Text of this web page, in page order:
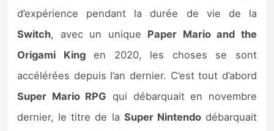
Previews
Précommandes
Précommandes jeux Switch 2
Sorties de jeux
d’expérience pendant la durée de vie de la
Switch, avec un unique Paper Mario and the
Origami Kingen 2020, les choses se sont
accélérées depuis l’an dernier. C’est tout d’abord
Super Mario RPG qui débarquait en novembre
dernier, le titre de la Super Nintendodébarquait